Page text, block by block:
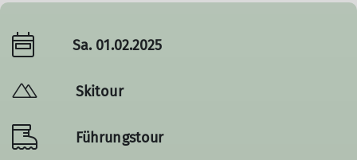
Sa. 01.02.2025
Skitour
Führungstour